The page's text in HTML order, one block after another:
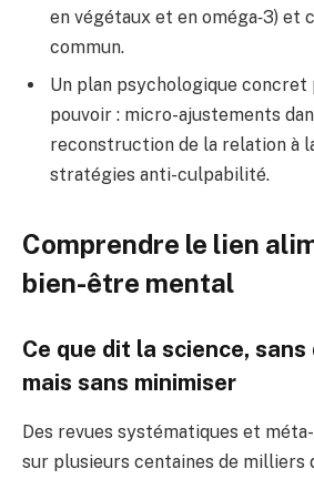
en végétaux et en oméga‑3) et
commun.
Un plan psychologique
pouvoir : micro-ajustements
reconstruction de la relation à
stratégies anti-culpabilité.
Comprendre le lien
bien-être mental
Ce que dit la science,
mais sans minimiser
Des revues systématiques et
sur plusieurs centaines de milliers